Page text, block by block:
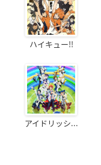
ハイキュー!!
アイドリッシ...